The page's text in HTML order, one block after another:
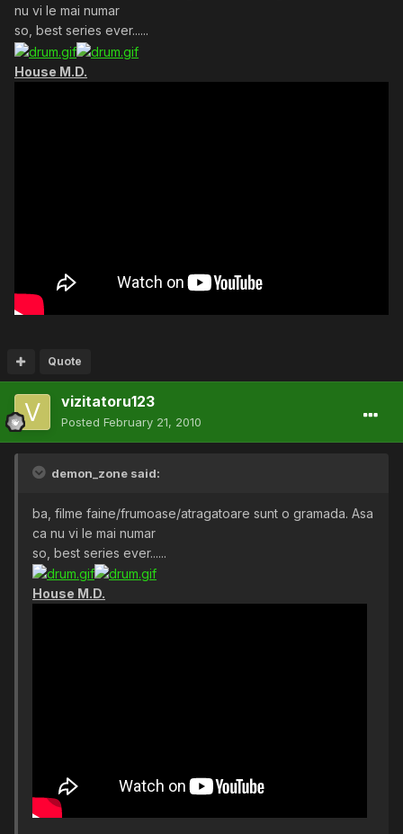
nu vi le mai numar
so, best series ever......
House M.D.
Quote
vizitatoru123
Posted February 21, 2010
demon_zone said:
ba, filme faine/frumoase/atragatoare sunt o gramada. Asa
ca nu vi le mai numar
so, best series ever......
House M.D.